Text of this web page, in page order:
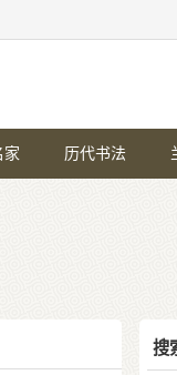
家 历代书法
搜